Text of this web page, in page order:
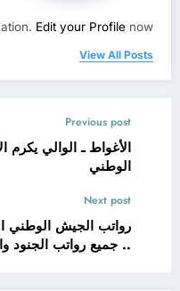
Edit your Profile now.
View All Posts
Previous post
الأغواط ـ الوالي يكرم
الوطني
Next post
رواتب الجيش الوطني
.. جميع رواتب الجنود